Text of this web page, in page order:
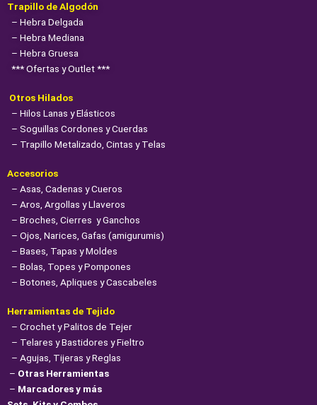
Trapillo de Algodón
– Hebra Delgada
– Hebra Mediana
– Hebra Gruesa
*** Ofertas y Outlet ***
Otros Hilados
– Hilos Lanas y Elásticos
– Soguillas Cordones y Cuerdas
– Trapillo Metalizado, Cintas y Telas
Accesorios
– Asas, Cadenas y Cueros
– Aros, Argollas y Llaveros
– Broches, Cierres y Ganchos
– Ojos, Narices, Gafas (amigurumis)
– Bases, Tapas y Moldes
– Bolas, Topes y Pompones
– Botones, Apliques y Cascabeles
Herramientas de Tejido
– Crochet y Palitos de Tejer
– Telares y Bastidores y Fieltro
– Agujas, Tijeras y Reglas
– Otras Herramientas
– Marcadores y más